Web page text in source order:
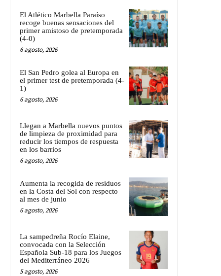
El Atlético Marbella Paraíso
recoge buenas sensaciones del
primer amistoso de pretemporada
(4-0)
6 agosto, 2026
El San Pedro golea al Europa en
el primer test de pretemporada (4-
1)
6 agosto, 2026
Llegan a Marbella nuevos puntos
de limpieza de proximidad para
reducir los tiempos de respuesta
en los barrios
6 agosto, 2026
Aumenta la recogida de residuos
en la Costa del Sol con respecto
al mes de junio
6 agosto, 2026
La sampedreña Rocío Elaine,
convocada con la Selección
Española Sub-18 para los Juegos
del Mediterráneo 2026
5 agosto, 2026